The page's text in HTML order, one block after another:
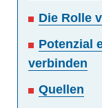
Die Rolle
Potenzial
verbinden
Quellen